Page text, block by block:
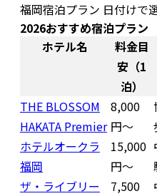
福岡宿泊プラン 日付けで
2026おすすめ宿泊プラン
ホテル名
料金目
安（1
泊）
THE BLOSSOM
HAKATA Premier
8,000
円〜
ホテルオークラ
福岡
15,000
円〜
ザ・ライブリー
7,500